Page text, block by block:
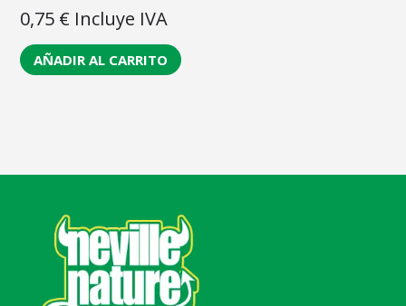
0,75 € Incluye IVA
AÑADIR AL CARRITO